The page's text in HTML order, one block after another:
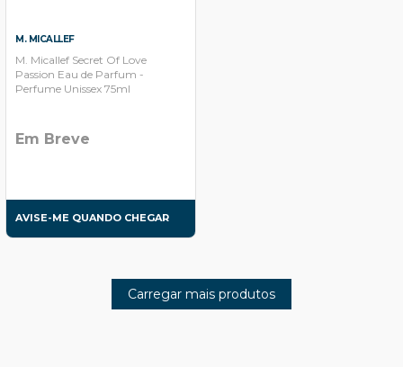
M. MICALLEF
M. Micallef Secret Of Love
Passion Eau de Parfum -
Perfume Unissex 75ml
Em Breve
AVISE-ME QUANDO CHEGAR
Carregar mais produtos